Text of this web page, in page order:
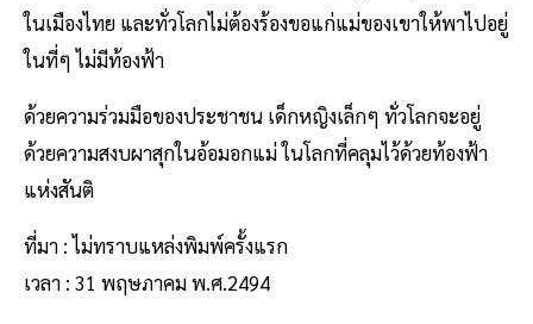
ในเมืองไทย และทั่วโลกไม่ต้องร้องขอแก่แม่ของเขาให้พาไปอยู่
ในที่ๆ ไม่มีท้องฟ้า
ด้วยความร่วมมือของประชาชน เด็กหญิงเล็กๆ ทั่วโลกจะอยู่
ด้วยความสงบผาสุกในอ้อมอกแม่ ในโลกที่คลุมไว้ด้วยท้องฟ้า
แห่งสันติ
ที่มา : ไม่ทราบแหล่งพิมพ์ครั้งแรก
เวลา : 31 พฤษภาคม พ.ศ.2494